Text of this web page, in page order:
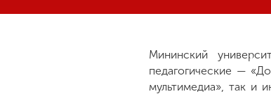
Мининский
педагогические —
мультимедиа», так и